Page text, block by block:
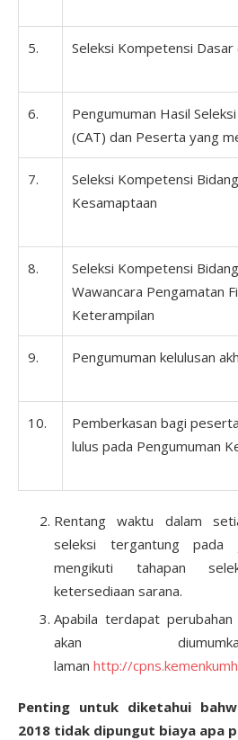
5. Seleksi Kompetensi Dasar
6.
Pengumuman Hasil
(CAT) dan Peserta yang
7.
Seleksi Kompetensi
Kesamaptaan
8.
Seleksi Kompetensi
Wawancara Pengamatan
Keterampilan
9. Pengumuman kelulusan
10.
Pemberkasan bagi
lulus pada Pengumuman
Rentang waktu dalam
seleksi tergantung pada
mengikuti tahapan
ketersediaan sarana.
Apabila terdapat
akan
laman http://
Penting untuk diketahui
2018 tidak dipungut biaya apa